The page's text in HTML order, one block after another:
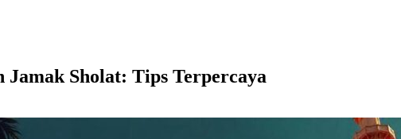
Sholat: Tips Terpercaya